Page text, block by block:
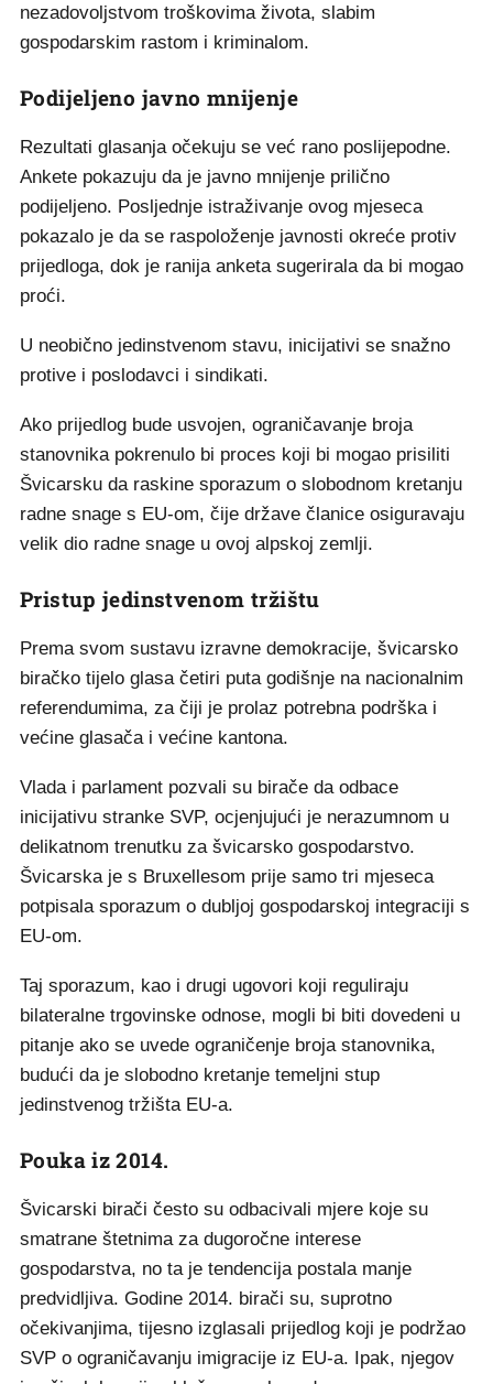
nezadovoljstvom troškovima života, slabim
gospodarskim rastom i kriminalom.
Podijeljeno javno mnijenje
Rezultati glasanja očekuju se već rano poslijepodne.
Ankete pokazuju da je javno mnijenje prilično
podijeljeno. Posljednje istraživanje ovog mjeseca
pokazalo je da se raspoloženje javnosti okreće protiv
prijedloga, dok je ranija anketa sugerirala da bi mogao
proći.
U neobično jedinstvenom stavu, inicijativi se snažno
protive i poslodavci i sindikati.
Ako prijedlog bude usvojen, ograničavanje broja
stanovnika pokrenulo bi proces koji bi mogao prisiliti
Švicarsku da raskine sporazum o slobodnom kretanju
radne snage s EU-om, čije države članice osiguravaju
velik dio radne snage u ovoj alpskoj zemlji.
Pristup jedinstvenom tržištu
Prema svom sustavu izravne demokracije, švicarsko
biračko tijelo glasa četiri puta godišnje na nacionalnim
referendumima, za čiji je prolaz potrebna podrška i
većine glasača i većine kantona.
Vlada i parlament pozvali su birače da odbace
inicijativu stranke SVP, ocjenjujući je nerazumnom u
delikatnom trenutku za švicarsko gospodarstvo.
Švicarska je s Bruxellesom prije samo tri mjeseca
potpisala sporazum o dubljoj gospodarskoj integraciji s
EU-om.
Taj sporazum, kao i drugi ugovori koji reguliraju
bilateralne trgovinske odnose, mogli bi biti dovedeni u
pitanje ako se uvede ograničenje broja stanovnika,
budući da je slobodno kretanje temeljni stup
jedinstvenog tržišta EU-a.
Pouka iz 2014.
Švicarski birači često su odbacivali mjere koje su
smatrane štetnima za dugoročne interese
gospodarstva, no ta je tendencija postala manje
predvidljiva. Godine 2014. birači su, suprotno
očekivanjima, tijesno izglasali prijedlog koji je podržao
SVP o ograničavanju imigracije iz EU-a. Ipak, njegov